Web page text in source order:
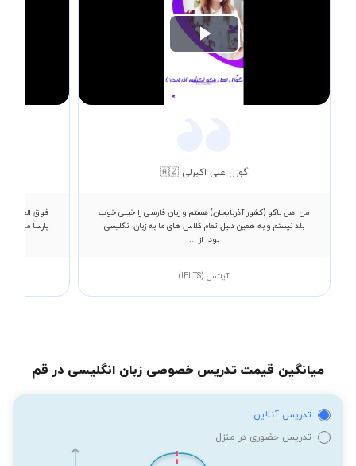
Play
Video
گوزل علی اکبرلی 🇦🇿
من اهل باکو (کشور آذربایجان) هستم و زبان فارسی را خیلی خوب
بلد نیستم و به همین دلیل تمام کلاس های ما به زبان انگلیسی
بود. از ...
آیلتس (IELTS)
فوق العاده
پارسا معلم
میانگین قیمت تدریس خصوصی زبان انگلیسی در قم
تدریس آنلاین
تدریس حضوری در منزل